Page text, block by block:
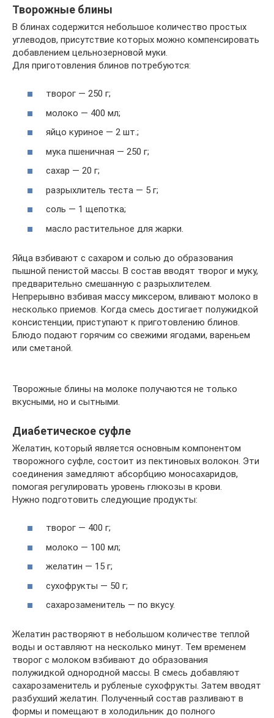
Творожные блины
В блинах содержится небольшое количество простых
углеводов, присутствие которых можно компенсировать
добавлением цельнозерновой муки.
Для приготовления блинов потребуются:
творог — 250 г;
молоко — 400 мл;
яйцо куриное — 2 шт.;
мука пшеничная — 250 г;
сахар — 20 г;
разрыхлитель теста — 5 г;
соль — 1 щепотка;
масло растительное для жарки.
Яйца взбивают с сахаром и солью до образования
пышной пенистой массы. В состав вводят творог и муку,
предварительно смешанную с разрыхлителем.
Непрерывно взбивая массу миксером, вливают молоко в
несколько приемов. Когда смесь достигает полужидкой
консистенции, приступают к приготовлению блинов.
Блюдо подают горячим со свежими ягодами, вареньем
или сметаной.
Творожные блины на молоке получаются не только
вкусными, но и сытными.
Диабетическое суфле
Желатин, который является основным компонентом
творожного суфле, состоит из пектиновых волокон. Эти
соединения замедляют абсорбцию моносахаридов,
помогая регулировать уровень глюкозы в крови.
Нужно подготовить следующие продукты:
творог — 400 г;
молоко — 100 мл;
желатин — 15 г;
сухофрукты — 50 г;
сахарозаменитель — по вкусу.
Желатин растворяют в небольшом количестве теплой
воды и оставляют на несколько минут. Тем временем
творог с молоком взбивают до образования
полужидкой однородной массы. В смесь добавляют
сахарозаменитель и рубленые сухофрукты. Затем вводят
разбухший желатин. Полученный состав разливают в
формы и помещают в холодильник до полного